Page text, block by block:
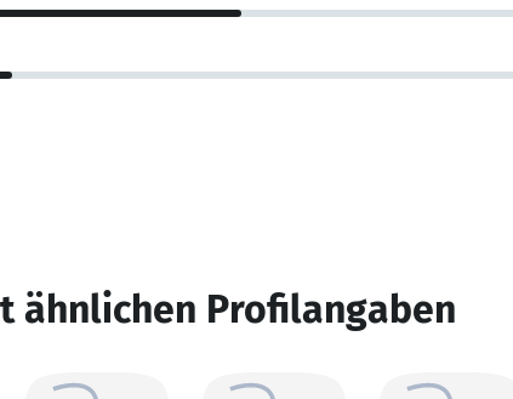
ähnlichen Profilangaben